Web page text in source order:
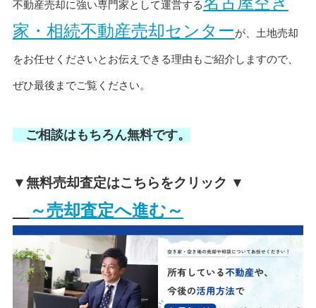
不動産売却に強い専門家として運営する
家・相続不動産売却センターが、土地売却
をお任せくださいとお伝えできる理由もご紹介しますので、
ぜひ最後までご覧ください。
ご相談はもちろん無料です。
▼無料売却査定はこちらをクリック ▼
～売却査定へ進む～